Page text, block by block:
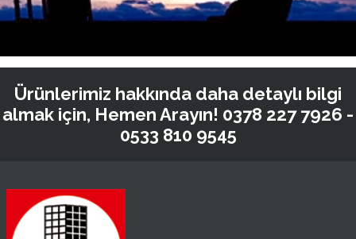
Ürünlerimiz hakkında daha detaylı bilgi
almak için, Hemen Arayın! 0378 227 7926 -
0533 810 9545